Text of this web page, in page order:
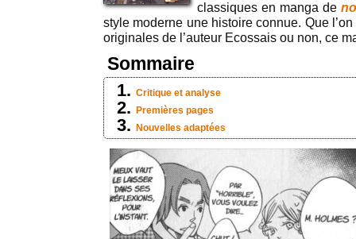
classiques en manga de
style moderne une histoire connue. Que
originales de l’auteur Ecossais ou non, ce
Sommaire
Critique et analyse
Premières pages
Nouvelles adaptées